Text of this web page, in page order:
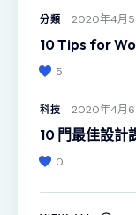
分類 2020年4月5
10 Tips for
5
科技 2020年4月6
10 門最佳設計
0